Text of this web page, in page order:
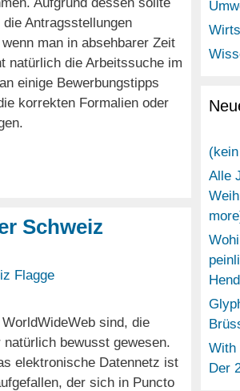
Antragsstellungen
man in absehbarer Zeit
natürlich die Arbeitssuche im
einige Bewerbungstipps
korrekten Formalien oder
Schweiz
sind, die
bewusst gewesen.
elektronische Datennetz ist
der sich in Puncto
Alle
With
Der